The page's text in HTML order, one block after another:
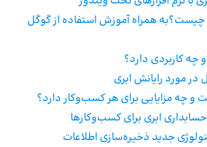
همراه آموزش استفاده از گوگل
کاربردی دارد؟
مورد رایانش ابری
چه مزایایی برای هر کسب‌و‌کار دارد؟